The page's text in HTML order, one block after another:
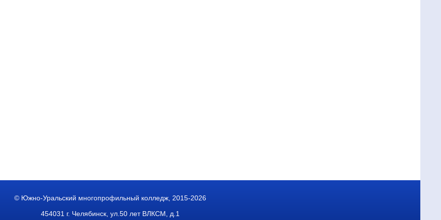
© Южно-Уральский многопрофильный колледж, 2015-2026
454031 г. Челябинск, ул.50 лет ВЛКСМ, д.1